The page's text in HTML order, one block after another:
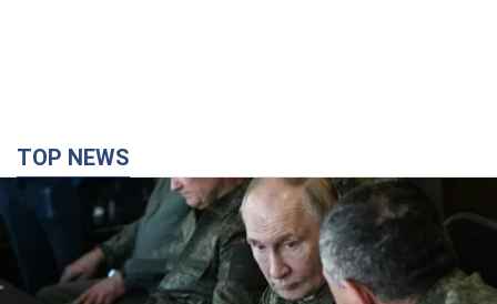
Поставлено завдання – вбивати якомога
більше українців: Фейгін назвав "тригери"
Путіна
У агресора є лише два варіанти примусу України до
капітуляції
3 часа назад 13,5 т.